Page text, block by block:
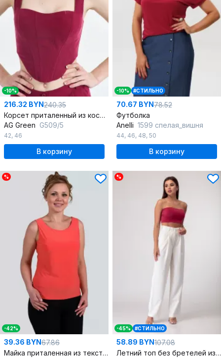
-10%
216.32 BYN240.35
Корсет приталенный из костюмно-плательной ткани
AG Green G509/5
42, 46
В корзину
-10% #СТИЛЬНО
70.67 BYN78.52
Футболка
Anelli 1599 спелая_вишня
44, 46, 48, 50
В корзину
%
-42%
39.36 BYN67.86
Майка приталенная из текстиля для бега и фитнеса
%
-45% #СТИЛЬНО
58.89 BYN107.08
Летний топ без бретелей из текстиля, универсальный и стильный